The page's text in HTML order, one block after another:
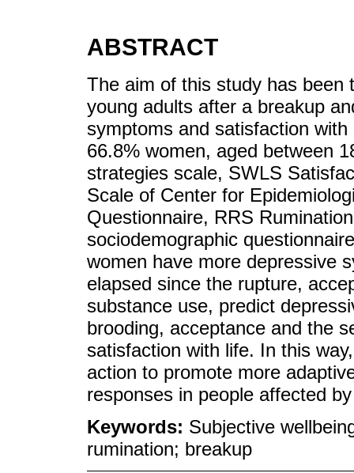
ABSTRACT
The aim of this study has been
young adults after a breakup
symptoms and satisfaction
66.8% women, aged between
strategies scale, SWLS
Scale of Center for
Questionnaire, RRS
sociodemographic
women have more depressive
elapsed since the rupture,
substance use, predict
brooding, acceptance and the
satisfaction with life. In this
action to promote more
responses in people affected
Keywords: Subjective
rumination; breakup